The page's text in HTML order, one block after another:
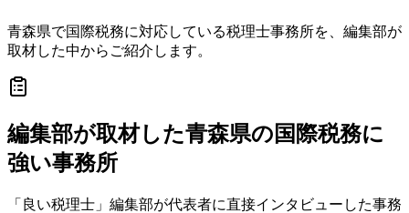
青森県で国際税務に対応している税理士事務所を、編集部が
取材した中からご紹介します。
編集部が取材した青森県の国際税務に
強い事務所
「良い税理士」編集部が代表者に直接インタビューした事務